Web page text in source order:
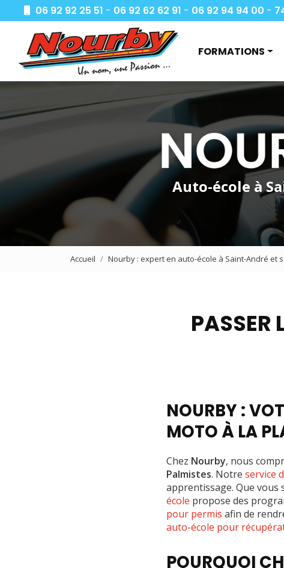
au
contenu
principal
06 92 92 25 51 - 06 92 62 62 91 - 06 92 94 94 00 -
FORMATIONS
Apprendre à
Demande de devis
Je passe mon
Formations auto
Deux roues
Transport de
Transport de
AIPR
Auto-école à
Accueil Nourby : expert en auto-école à Saint-André et
PASSER
NOURBY :
MOTO À LA
Chez Nourby, nous
Palmistes. Notre service
apprentissage. Que vous
école propose des
pour permis afin de
auto-école pour
POURQUOI